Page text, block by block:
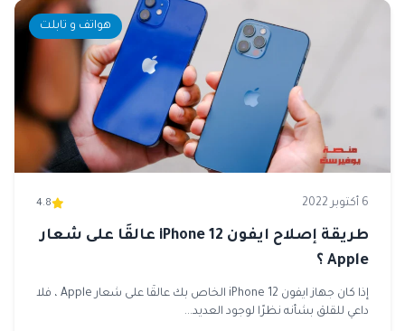
هواتف و تابلت
6 أكتوبر 2022 4.8
طريقة إصلاح ايفون iPhone 12 عالقًا على شعار
Apple ؟
إذا كان جهاز ايفون iPhone 12 الخاص بك عالقًا على شعار Apple ، فلا
داعي للقلق بشأنه نظرًا لوجود العديد...